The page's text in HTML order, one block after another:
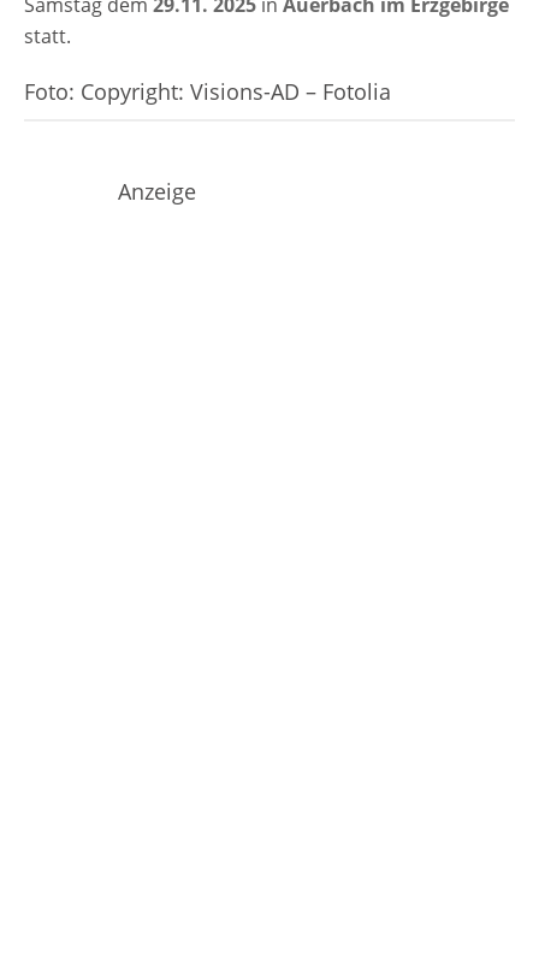
statt.
Foto: Copyright: Visions-AD – Fotolia
Anzeige